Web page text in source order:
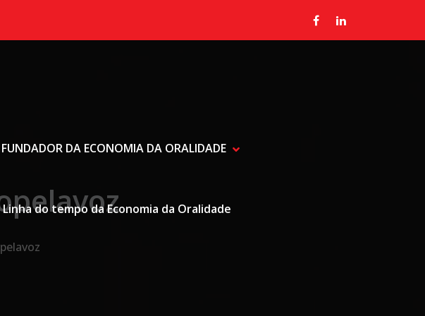
DA ECONOMIA DA ORALIDADE SHOW RADIALISTA,
HIDE RADIALISTA, JORNALISTA
Linha do tempo da Economia da Oralidade